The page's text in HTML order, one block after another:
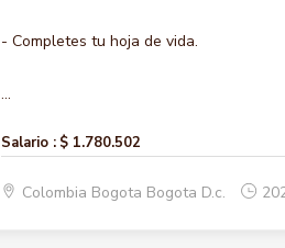
- Completes tu hoja de vida.
...
Salario : $ 1.780.502
Colombia Bogota Bogota D.c.